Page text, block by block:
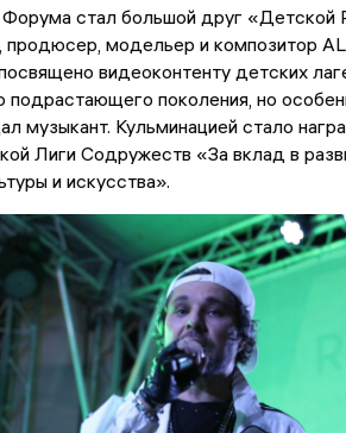
стал большой друг «Детской
модельер и композитор
видеоконтенту детских
подрастающего поколения, но
музыкант. Кульминацией стало
Лиги Содружеств «За вклад в
и искусства».